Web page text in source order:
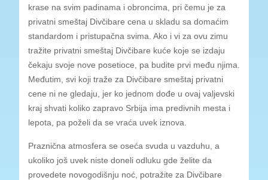
krase na svim padinama i obroncima, pri čemu je za
privatni smeštaj Divčibare cena u skladu sa domaćim
standardom i pristupačna svima. Ako i vi za ovu zimu
tražite privatni smeštaj Divčibare kuće koje se izdaju
čekaju svoje nove posetioce, pa budite prvi među njima.
Međutim, svi koji traže za Divčibare smeštaj privatni
cene ni ne gledaju, jer ko jednom dođe u ovaj valjevski
kraj shvati koliko zapravo Srbija ima predivnih mesta i
lepota, pa poželi da se vraća uvek iznova.
Praznična atmosfera se oseća svuda u vazduhu, a
ukoliko još uvek niste doneli odluku gde želite da
provedete novogodišnju noć, potražite za Divčibare